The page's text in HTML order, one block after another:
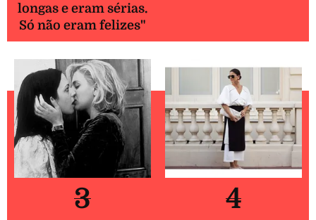
longas e eram sérias.
Só não eram felizes"
3 4